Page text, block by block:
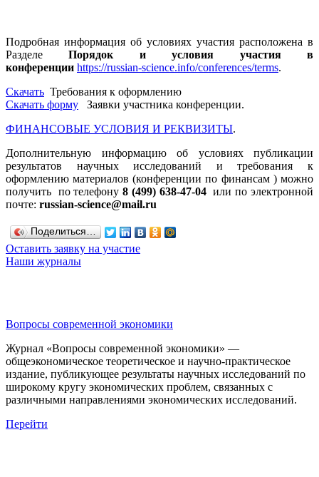
Подробная информация об условиях участия расположена в
РазделеПорядок и условия участия в
конференции https://russian-science.info/conferences/terms.
Скачать Требования к оформлению
Скачать форму Заявки участника конференции.
ФИНАНСОВЫЕ УСЛОВИЯ И РЕКВИЗИТЫ.
Дополнительную информацию об условиях публикации
результатов научных исследований и требования к
оформлению материалов (конференции по финансам ) можно
получить по телефону8 (499) 638-47-04или по электронной
почте: russian-science@mail.ru
Поделиться…
Оставить заявку на участие
Наши журналы
Вопросы современной экономики
Журнал «Вопросы современной экономики» —
общеэкономическое теоретическое и научно-практическое
издание, публикующее результаты научных исследований по
широкому кругу экономических проблем, связанных с
различными направлениями экономических исследований.
Перейти